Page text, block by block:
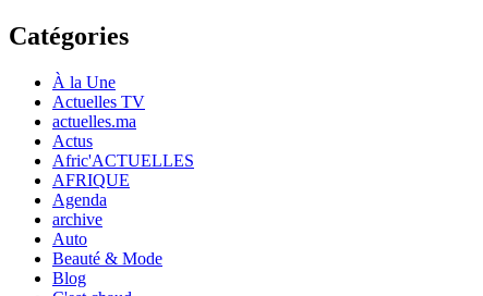
Catégories
À la Une
Actuelles TV
actuelles.ma
Actus
Afric'ACTUELLES
AFRIQUE
Agenda
archive
Auto
Beauté & Mode
Blog